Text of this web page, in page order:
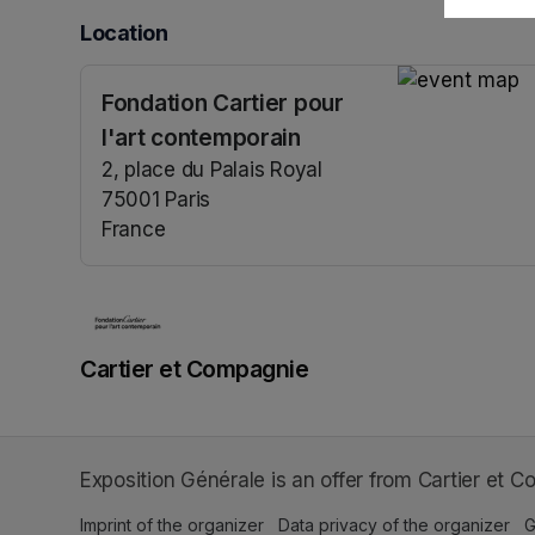
Location
Fondation Cartier pour
l'art contemporain
2, place du Palais Royal
75001 Paris
France
Cartier et Compagnie
Exposition Générale is an offer from Cartier et
Imprint of the organizer (opens in a new tab)
Data privacy of the organizer